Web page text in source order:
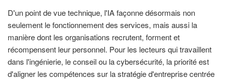
D'un point de vue technique, l'IA façonne désormais non
seulement le fonctionnement des services, mais aussi la
manière dont les organisations recrutent, forment et
récompensent leur personnel. Pour les lecteurs qui travaillent
dans l'ingénierie, le conseil ou la cybersécurité, la priorité est
d'aligner les compétences sur la stratégie d'entreprise centrée